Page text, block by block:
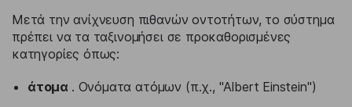
Μετά την ανίχνευση πιθανών οντοτήτων, το σύστημα
πρέπει να τα ταξινομήσει σε προκαθορισμένες
κατηγορίες όπως:
άτομα . Ονόματα ατόμων (π.χ., "Albert Einstein")